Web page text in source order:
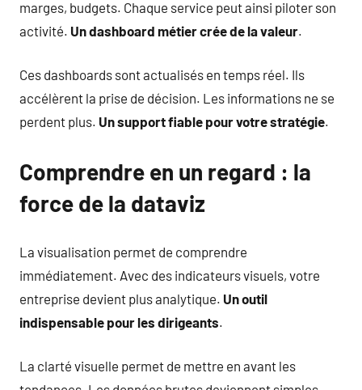
marges, budgets. Chaque service peut ainsi piloter son
activité. Un dashboard métier crée de la valeur.
Ces dashboards sont actualisés en temps réel. Ils
accélèrent la prise de décision. Les informations ne se
perdent plus. Un support fiable pour votre stratégie.
Comprendre en un regard : la
force de la dataviz
La visualisation permet de comprendre
immédiatement. Avec des indicateurs visuels, votre
entreprise devient plus analytique. Un outil
indispensable pour les dirigeants.
La clarté visuelle permet de mettre en avant les